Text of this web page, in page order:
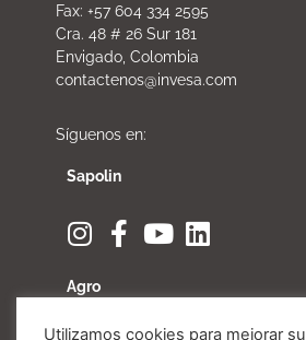
Fax: +57 604 334 2595
Cra. 48 # 26 Sur 181
Envigado, Colombia
contactenos@invesa.com
Síguenos en:
Sapolin
Agro
Utilizamos cookies para mejorar su